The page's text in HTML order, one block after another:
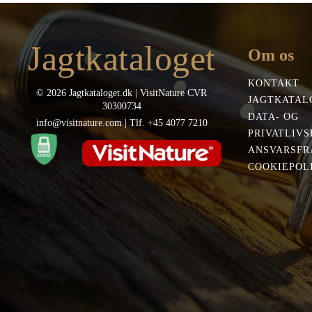
Jagtkataloget
© 2026 Jagtkataloget.dk | VisitNature CVR
30300734
info@visitnature.com | Tlf. +45 4077 7210
Om os
KONTAKT
DATA- OG